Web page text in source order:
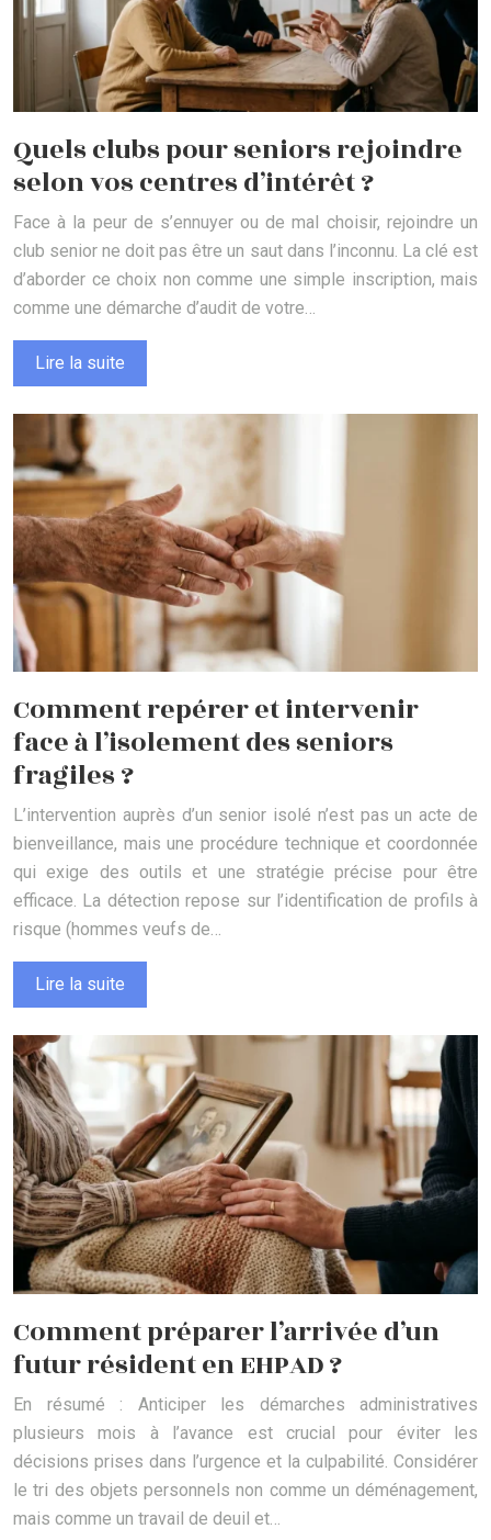
Quels clubs pour seniors rejoindre
selon vos centres d’intérêt ?
Face à la peur de s’ennuyer ou de mal choisir, rejoindre un
club senior ne doit pas être un saut dans l’inconnu. La clé est
d’aborder ce choix non comme une simple inscription, mais
comme une démarche d’audit de votre…
Lire la suite
Comment repérer et intervenir
face à l’isolement des seniors
fragiles ?
L’intervention auprès d’un senior isolé n’est pas un acte de
bienveillance, mais une procédure technique et coordonnée
qui exige des outils et une stratégie précise pour être
efficace. La détection repose sur l’identification de profils à
risque (hommes veufs de…
Lire la suite
Comment préparer l’arrivée d’un
futur résident en EHPAD ?
En résumé : Anticiper les démarches administratives
plusieurs mois à l’avance est crucial pour éviter les
décisions prises dans l’urgence et la culpabilité. Considérer
le tri des objets personnels non comme un déménagement,
mais comme un travail de deuil et…